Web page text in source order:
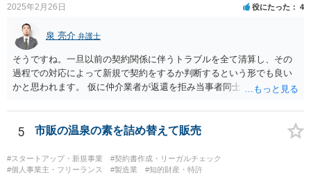
2025年2月26日 役にたった 4
泉 亮介 弁護士
そうですね。一旦以前の契約関係に伴うトラブルを全て清算し、その
過程での対応によって新規で契約をするか判断するという形でも良い
かと思われます。 仮に仲介業者が返還を拒み当事者同士での解決が困
5 市販の温泉の素を詰め替えて販売
#スタートアップ・新規事業
#契約書作成・リーガルチェック
#個人事業主・フリーランス
#製造業 #知的財産・特許